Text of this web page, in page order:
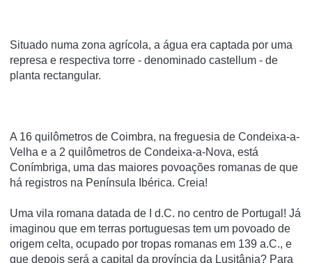
Situado numa zona agrí­cola, a água era captada por uma
represa e respectiva torre - denominado castellum - de
planta rectangular.
A 16 quilômetros de Coimbra, na freguesia de Condeixa-a-
Velha e a 2 quilômetros de Condeixa-a-Nova, está
Conímbriga, uma das maiores povoações romanas de que
há registros na Península Ibérica. Creia!
Uma vila romana datada de I d.C. no centro de Portugal! Já
imaginou que em terras portuguesas tem um povoado de
origem celta, ocupado por tropas romanas em 139 a.C., e
que depois será a capital da província da Lusitânia? Para